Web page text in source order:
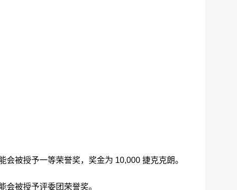
被授予一等荣誉奖，奖金为 10,000 捷克克朗。
会被授予评委团荣誉奖。